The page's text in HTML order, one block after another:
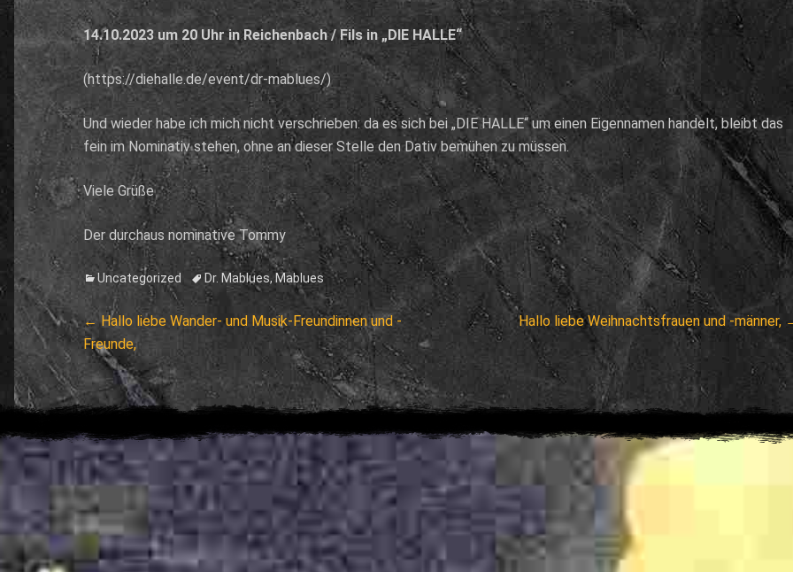
14.10.2023 um 20 Uhr in Reichenbach / Fils in „DIE HALLE“
(https://diehalle.de/event/dr-mablues/)
Und wieder habe ich mich nicht verschrieben: da es sich bei „DIE HALLE“ um einen Eigennamen handelt, bleibt das
fein im Nominativ stehen, ohne an dieser Stelle den Dativ bemühen zu müssen.
Viele Grüße
Der durchaus nominative Tommy
Categories
Uncategorized TagsDr. Mablues,Mablues
Beitragsnavigation
←Previous
post:
Hallo liebe Wander- und Musik-Freundinnen und -
Freunde,
Next
post:
Hallo liebe Weihnachtsfrauen und -männer,